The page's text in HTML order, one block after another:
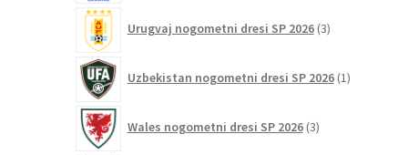
Urugvaj nogometni dresi SP 2026 3izdelki
Uzbekistan nogometni dresi SP 2026 1izdelek
Wales nogometni dresi SP 2026 3izdelki